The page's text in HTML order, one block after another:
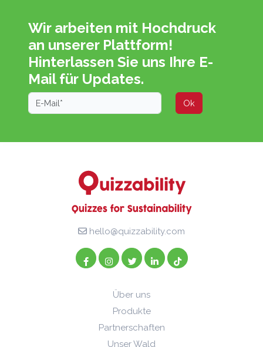
Wir arbeiten mit Hochdruck
an unserer Plattform!
Hinterlassen Sie uns Ihre E-
Mail für Updates.
Ok
hello@quizzability.com
Über uns
Produkte
Partnerschaften
Unser Wald